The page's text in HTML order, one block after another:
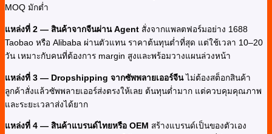
MOQ มักต่ำ
แหล่งที่ 2 — สินค้าจากจีนผ่าน Agent สั่งจากแพลตฟอร์มอย่าง 1688
Taobao หรือ Alibaba ผ่านตัวแทน ราคาต้นทุนต่ำที่สุด แต่ใช้เวลา 10–20
วัน เหมาะกับคนที่ต้องการ margin สูงและพร้อมวางแผนล่วงหน้า
แหล่งที่ 3 — Dropshipping จากซัพพลายเออร์จีนไม่ต้องสต็อกสินค้า
ลูกค้าสั่งแล้วซัพพลายเออร์ส่งตรงให้เลย ต้นทุนต่ำมาก แต่ควบคุมคุณภาพ
และระยะเวลาส่งได้ยาก
แหล่งที่ 4 — สินค้าแบรนด์ไทยหรือ OEM สร้างแบรนด์เป็นของตัวเอง